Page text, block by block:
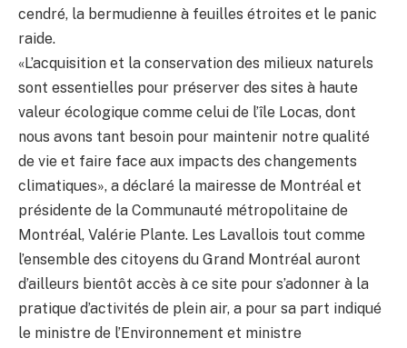
cendré, la bermudienne à feuilles étroites et le panic
raide.
«L’acquisition et la conservation des milieux naturels
sont essentielles pour préserver des sites à haute
valeur écologique comme celui de l’île Locas, dont
nous avons tant besoin pour maintenir notre qualité
de vie et faire face aux impacts des changements
climatiques», a déclaré la mairesse de Montréal et
présidente de la Communauté métropolitaine de
Montréal, Valérie Plante. Les Lavallois tout comme
l’ensemble des citoyens du Grand Montréal auront
d’ailleurs bientôt accès à ce site pour s’adonner à la
pratique d’activités de plein air, a pour sa part indiqué
le ministre de l’Environnement et ministre